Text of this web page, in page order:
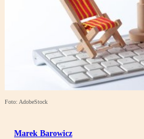
Foto: AdobeStock
Marek Barowicz